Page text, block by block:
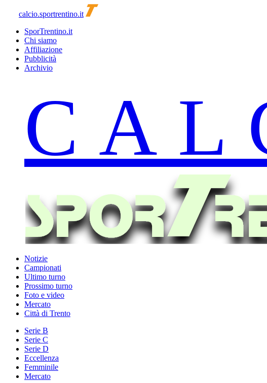
calcio.sportrentino.it
SporTrentino.it
Chi siamo
Affiliazione
Pubblicità
Archivio
Notizie
Campionati
Ultimo turno
Prossimo turno
Foto e video
Mercato
Città di Trento
Serie B
Serie C
Serie D
Eccellenza
Femminile
Mercato